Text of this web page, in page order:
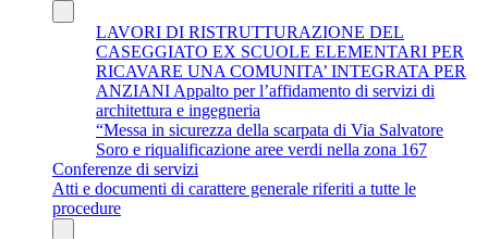
LAVORI DI RISTRUTTURAZIONE DEL
CASEGGIATO EX SCUOLE ELEMENTARI PER
RICAVARE UNA COMUNITA’ INTEGRATA PER
ANZIANI Appalto per l’affidamento di servizi di
architettura e ingegneria
“Messa in sicurezza della scarpata di Via Salvatore
Soro e riqualificazione aree verdi nella zona 167
Conferenze di servizi
Atti e documenti di carattere generale riferiti a tutte le
procedure